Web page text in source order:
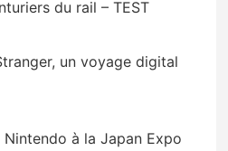
du rail – TEST
un voyage digital
à la Japan Expo